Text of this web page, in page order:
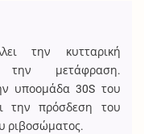
την κυτταρική
την μετάφραση.
υποομάδα 30S του
την πρόσδεση του
ριβοσώματος.